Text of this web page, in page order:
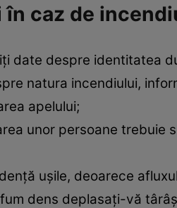
în caz de
date despre identitatea
natura incendiului,
apelului;
unor persoane trebuie
uşile, deoarece
dens deplasaţi-vă